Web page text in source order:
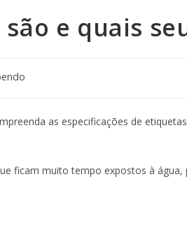
e quais
as especificações de
ficam muito tempo expostos à água,